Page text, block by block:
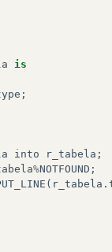
is
;
into r_tabela ;
%NOTFOUND ;
( r_tabela .